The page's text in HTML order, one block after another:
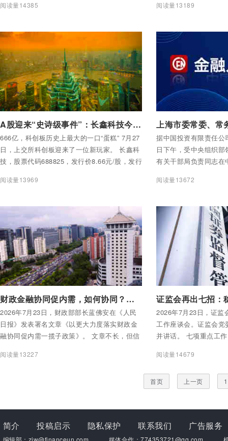
监管。 为什么偏偏是这三个词？因为行业现状
阅读量14385
过530%。 收盘报
阅读量13189
A股迎来“史诗级事件”：长鑫科技今日上市，科技赛道的“盛宴”来了，但别喝太醉！
666亿，科创板历史上最大的一口“蛋糕” 7月27
日，上交所科创板迎来了一位新玩家。 长鑫科
技，股票代码688825，发行价8.66元/股，发行
募资总额约579亿元；全额行使后，直接飙到
阅读量13969
据中国投资有限责任
日下午，受中央组织
有关干部局负责同志
投资有限责任公司党委
阅读量13672
财政金融协同促内需，如何协同？财政部长蓝佛安明确了方向
2026年7月23日，财政部部长蓝佛安在《人民
日报》发表署名文章《以更大力度落实财政金
融协同促内需一揽子政策》。 文章不长，但信
金，撬动了多少信贷？ 答案是：上半年新发放
阅读量13227
证监会再出七招：
2026年7月23日，证监
工作座谈会。证监会
并讲话。 七项重点工
阅读量14679
首页 上一页 1
简介 投稿启示 隐私保护 联系我们 广告服务
编辑部：zjw@financeun.com 媒体合作：774353721@qq.com